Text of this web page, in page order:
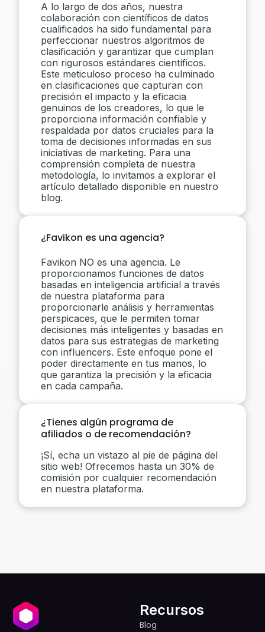
A lo largo de dos años, nuestra
colaboración con científicos de datos
cualificados ha sido fundamental para
perfeccionar nuestros algoritmos de
clasificación y garantizar que cumplan
con rigurosos estándares científicos.
Este meticuloso proceso ha culminado
en clasificaciones que capturan con
precisión el impacto y la eficacia
genuinos de los creadores, lo que le
proporciona información confiable y
respaldada por datos cruciales para la
toma de decisiones informadas en sus
iniciativas de marketing. Para una
comprensión completa de nuestra
metodología, lo invitamos a explorar el
artículo detallado disponible en nuestro
blog.
¿Favikon es una agencia?
Favikon NO es una agencia. Le
proporcionamos funciones de datos
basadas en inteligencia artificial a través
de nuestra plataforma para
proporcionarle análisis y herramientas
perspicaces, que le permiten tomar
decisiones más inteligentes y basadas en
datos para sus estrategias de marketing
con influencers. Este enfoque pone el
poder directamente en tus manos, lo
que garantiza la precisión y la eficacia
en cada campaña.
¿Tienes algún programa de
afiliados o de recomendación?
¡Sí, echa un vistazo al pie de página del
sitio web! Ofrecemos hasta un 30% de
comisión por cualquier recomendación
en nuestra plataforma.
Recursos
Blog